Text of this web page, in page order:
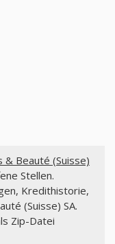
& Beauté (Suisse)
Stellen.
Kredithistorie,
(Suisse) SA.
Zip-Datei